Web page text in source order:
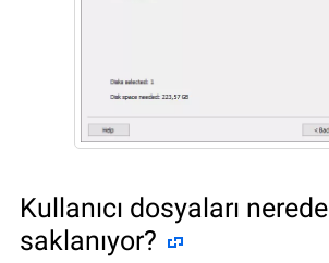
Kullanıcı dosyaları nerede
saklanıyor?